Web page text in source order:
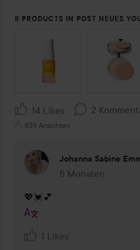
8 PRODUCTS IN POST NEUES
SEKTION ÜBERSPRINGEN
14 Likes 2
839 Ansichten
Johanna Sabine
5 Monaten
Kommentaren
💖💓💕
1 Likes